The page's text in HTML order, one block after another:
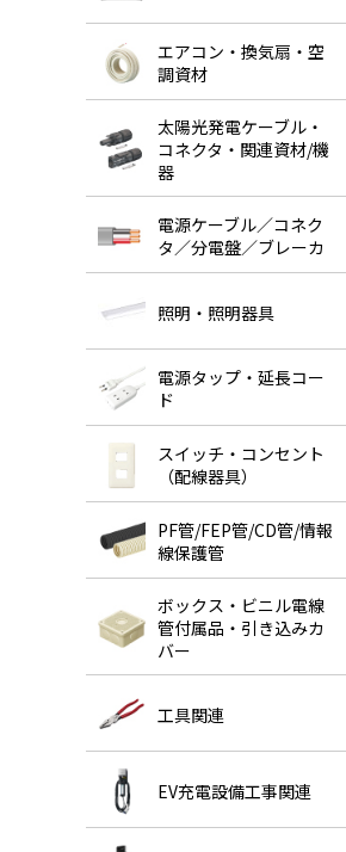
エアコン・換気扇・空
調資材
太陽光発電ケーブル・
コネクタ・関連資材/機
器
電源ケーブル／コネク
タ／分電盤／ブレーカ
照明・照明器具
電源タップ・延長コー
ド
スイッチ・コンセント
（配線器具）
PF管/FEP管/CD管/情報
線保護管
ボックス・ビニル電線
管付属品・引き込みカ
バー
工具関連
EV充電設備工事関連